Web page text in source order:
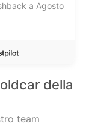
a Agosto
della
team